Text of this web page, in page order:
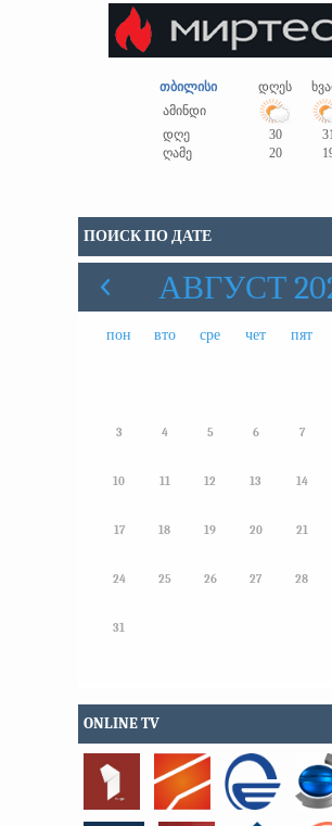
თბილისი დღეს
ამინდი
დღე
30
ღამე
20
ПОИСК ПО ДАТЕ
АВГУСТ
пон вто сре чет пят
3 4 5 6 7
10 11 12 13 14
17 18 19 20 21
24 25 26 27 28
31
ONLINE TV